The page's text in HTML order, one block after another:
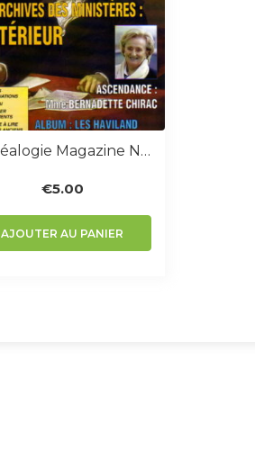
Généalogie Magazine N° 225
€5.00
AJOUTER AU PANIER